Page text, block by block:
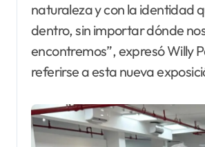
naturaleza y con la identidad
dentro, sin importar dónde
encontremos”, expresó Willy
referirse a esta nueva